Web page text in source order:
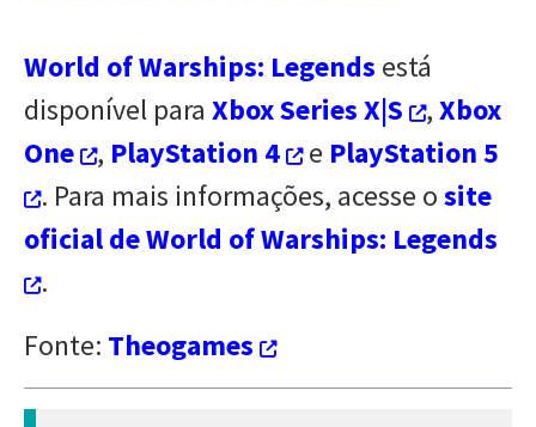
World of Warships: Legends está
disponível para Xbox Series X|S ,Xbox
One
, PlayStation 4 e PlayStation 5
. Para mais informações, acesse osite
oficial de World of Warships: Legends
.
Fonte: Theogames